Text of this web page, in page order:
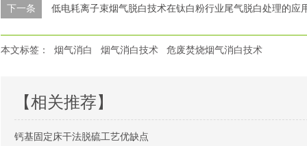
下一条 低电耗离子束烟气脱白技术在钛白粉行业尾气脱白处理的应
本文标签： 烟气消白 烟气消白技术 危废焚烧烟气消白技术
【相关推荐】
钙基固定床干法脱硫工艺优缺点